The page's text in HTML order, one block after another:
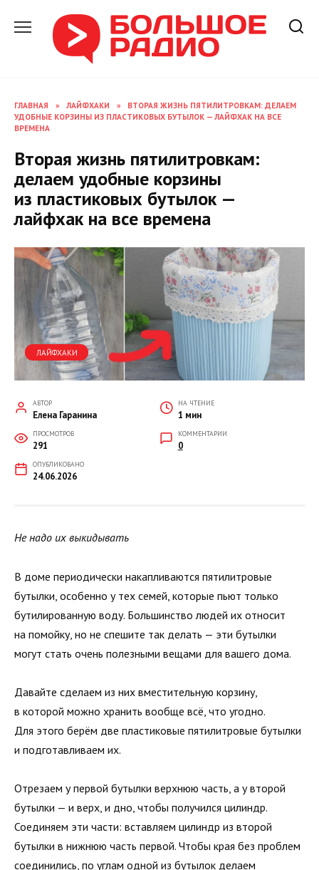
содержанию
ГЛАВНАЯ » ЛАЙФХАКИ »
ВТОРАЯ ЖИЗНЬ ПЯТИЛИТРОВКАМ: ДЕЛАЕМ
УДОБНЫЕ КОРЗИНЫ ИЗ ПЛАСТИКОВЫХ БУТЫЛОК — ЛАЙФХАК НА ВСЕ
ВРЕМЕНА
Вторая жизнь пятилитровкам:
делаем удобные корзины
из пластиковых бутылок —
лайфхак на все времена
ЛАЙФХАКИ
АВТОР
Елена Гаранина
НА ЧТЕНИЕ
1 мин
ПРОСМОТРОВ
291
КОММЕНТАРИИ
0
ОПУБЛИКОВАНО
24.06.2026
Не надо их выкидывать
В доме периодически накапливаются пятилитровые
бутылки, особенно у тех семей, которые пьют только
бутилированную воду. Большинство людей их относит
на помойку, но не спешите так делать — эти бутылки
могут стать очень полезными вещами для вашего дома.
Давайте сделаем из них вместительную корзину,
в которой можно хранить вообще всё, что угодно.
Для этого берём две пластиковые пятилитровые бутылки
и подготавливаем их.
Отрезаем у первой бутылки верхнюю часть, а у второй
бутылки — и верх, и дно, чтобы получился цилиндр.
Соединяем эти части: вставляем цилиндр из второй
бутылки в нижнюю часть первой. Чтобы края без проблем
соединились, по углам одной из бутылок делаем